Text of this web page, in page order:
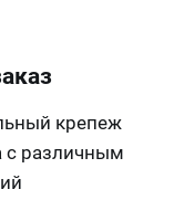
крепеж
с различным